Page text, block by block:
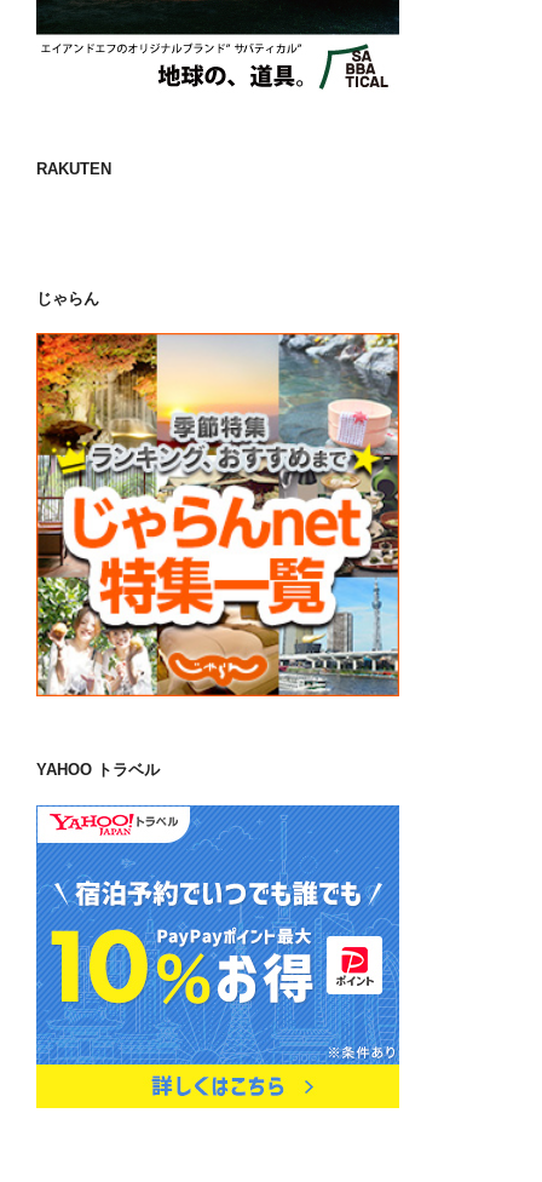
RAKUTEN
じゃらん